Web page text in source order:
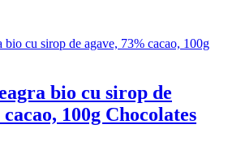
bio cu sirop de
100g Chocolates